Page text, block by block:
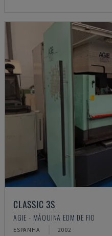
CLASSIC 3S
AGIE - MÁQUINA EDM DE FIO
ESPANHA 2002